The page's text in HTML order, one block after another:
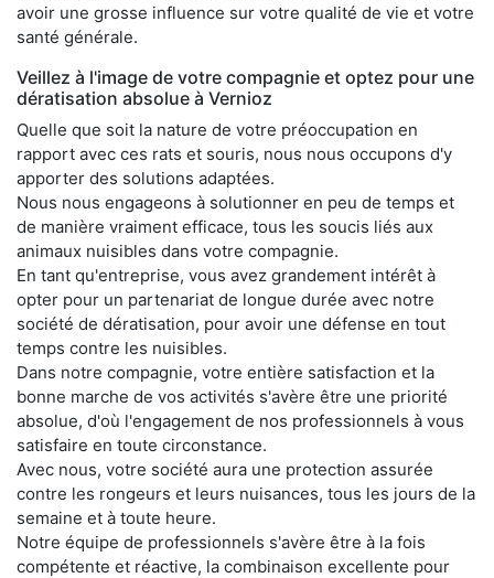
avoir une grosse influence sur votre qualité de vie et votre
santé générale.
Veillez à l'image de votre compagnie et optez pour une
dératisation absolue à Vernioz
Quelle que soit la nature de votre préoccupation en
rapport avec ces rats et souris, nous nous occupons d'y
apporter des solutions adaptées.
Nous nous engageons à solutionner en peu de temps et
de manière vraiment efficace, tous les soucis liés aux
animaux nuisibles dans votre compagnie.
En tant qu'entreprise, vous avez grandement intérêt à
opter pour un partenariat de longue durée avec notre
société de dératisation, pour avoir une défense en tout
temps contre les nuisibles.
Dans notre compagnie, votre entière satisfaction et la
bonne marche de vos activités s'avère être une priorité
absolue, d'où l'engagement de nos professionnels à vous
satisfaire en toute circonstance.
Avec nous, votre société aura une protection assurée
contre les rongeurs et leurs nuisances, tous les jours de la
semaine et à toute heure.
Notre équipe de professionnels s'avère être à la fois
compétente et réactive, la combinaison excellente pour